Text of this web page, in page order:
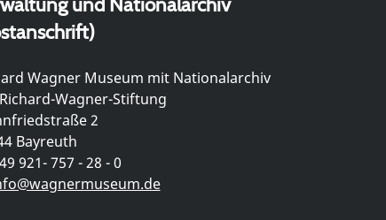
Wagner Museum mit Nationalarchiv
Wagner-Stiftung
2
Bayreuth
921- 757 - 28 - 0